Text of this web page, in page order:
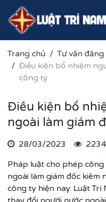
Trang chủ
Tư vấn
Điều kiện bổ nhiệm
công ty
Điều kiện bổ
ngoài làm giám
28/03/2023
2234
Pháp luật cho phép
ngoài làm giám đốc kiêm
công ty hiện nay. Luật Trí